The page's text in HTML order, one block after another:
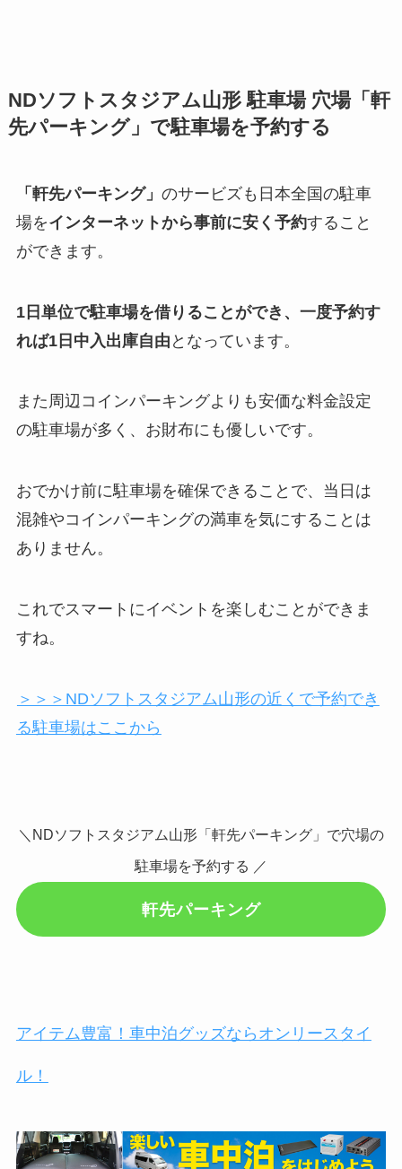
NDソフトスタジアム山形駐車場 穴場「軒
先パーキング」で駐車場を予約する
「軒先パーキング」 のサービズも日本全国の駐車
場をインターネットから事前に安く予約すること
ができます。
1日単位で駐車場を借りることができ、一度予約す
れば1日中入出庫自由 となっています。
また周辺コインパーキングよりも安価な料金設定
の駐車場が多く、お財布にも優しいです。
おでかけ前に駐車場を確保できることで、当日は
混雑やコインパーキングの満車を気にすることは
ありません。
これでスマートにイベントを楽しむことができま
すね。
＞＞＞NDソフトスタジアム山形の近くで予約でき
る駐車場はここから
＼NDソフトスタジアム山形「軒先パーキング」で穴場の
駐車場を予約する ／
軒先パーキング
アイテム豊富！車中泊グッズならオンリースタイ
ル！